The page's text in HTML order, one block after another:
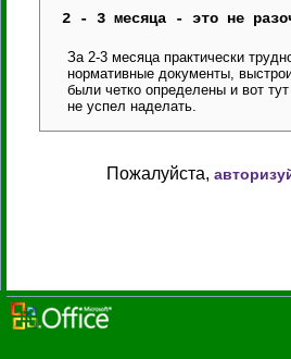
2 - 3 месяца - это не
За 2-3 месяца практически
нормативные документы,
были четко определены и вот
не успел наделать.
Пожалуйста,